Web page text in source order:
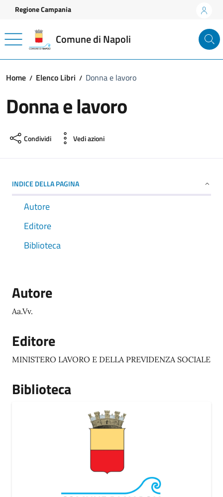
Vai ai contenuti
Vai al footer
Regione Campania
Comune di Napoli
Home Elenco Libri Donna e lavoro
Donna e lavoro
Condividi Vedi azioni
INDICE DELLA PAGINA
Autore
Editore
Biblioteca
Autore
Aa.Vv.
Editore
MINISTERO LAVORO E DELLA PREVIDENZA SOCIALE
Biblioteca